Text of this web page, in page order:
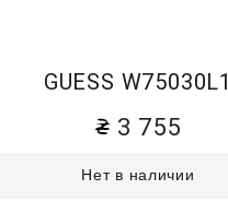
GUESS W75030L1
3 755
Нет в наличии